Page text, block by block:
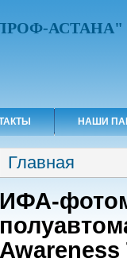
АСТАНА"
НАШИ
Вы здесь
Главная
ИФА-